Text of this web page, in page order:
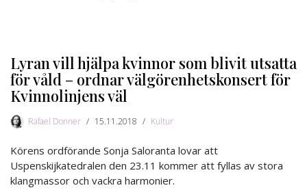
Lyran vill hjälpa kvinnor som blivit utsatta
för våld – ordnar välgörenhetskonsert för
Kvinnolinjens väl
Rafael Donner 15.11.2018 Kultur
Körens ordförande Sonja Saloranta lovar att
Uspenskijkatedralen den 23.11 kommer att fyllas av stora
klangmassor och vackra harmonier.